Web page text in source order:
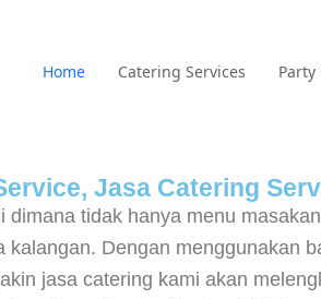
Home Catering Services Party
Jasa Catering
tidak hanya menu
Dengan menggunakan
jasa catering kami akan